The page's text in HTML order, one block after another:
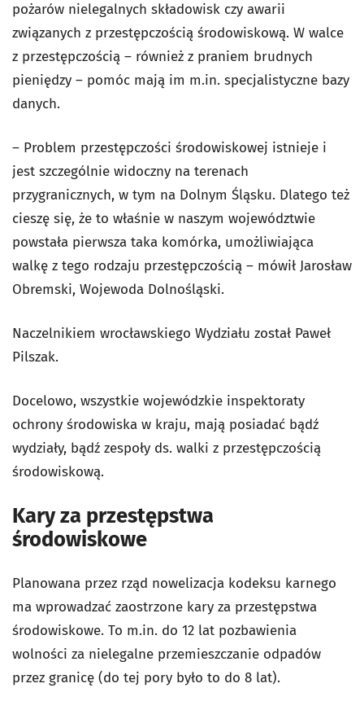
pożarów nielegalnych składowisk czy awarii
związanych z przestępczością środowiskową. W walce
z przestępczością – również z praniem brudnych
pieniędzy – pomóc mają im m.in. specjalistyczne bazy
danych.
– Problem przestępczości środowiskowej istnieje i
jest szczególnie widoczny na terenach
przygranicznych, w tym na Dolnym Śląsku. Dlatego też
cieszę się, że to właśnie w naszym województwie
powstała pierwsza taka komórka, umożliwiająca
walkę z tego rodzaju przestępczością – mówił Jarosław
Obremski, Wojewoda Dolnośląski.
Naczelnikiem wrocławskiego Wydziału został Paweł
Pilszak.
Docelowo, wszystkie wojewódzkie inspektoraty
ochrony środowiska w kraju, mają posiadać bądź
wydziały, bądź zespoły ds. walki z przestępczością
środowiskową.
Kary za przestępstwa
środowiskowe
Planowana przez rząd nowelizacja kodeksu karnego
ma wprowadzać zaostrzone kary za przestępstwa
środowiskowe. To m.in. do 12 lat pozbawienia
wolności za nielegalne przemieszczanie odpadów
przez granicę (do tej pory było to do 8 lat).